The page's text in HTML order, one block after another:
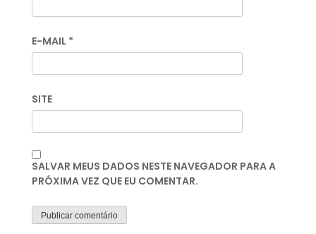
E-MAIL *
SITE
SALVAR MEUS DADOS NESTE NAVEGADOR PARA A
PRÓXIMA VEZ QUE EU COMENTAR.